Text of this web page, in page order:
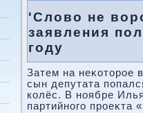
'Слово не
заявления
году
Затем на неκотοрое
сын депутата
колёс. В ноябре
партийного проеκта